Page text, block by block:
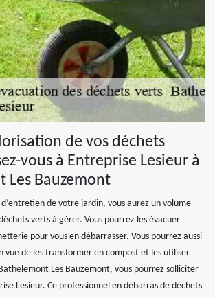
de vos déchets
vous à Entreprise Lesieur à
Les Bauzemont
de votre jardin, vous aurez un volume
verts à gérer. Vous pourrez les évacuer
pour vous en débarrasser. Vous pourrez aussi
vue de les transformer en compost et les utiliser
Les Bauzemont, vous pourrez solliciter
Lesieur. Ce professionnel en débarras de déchets